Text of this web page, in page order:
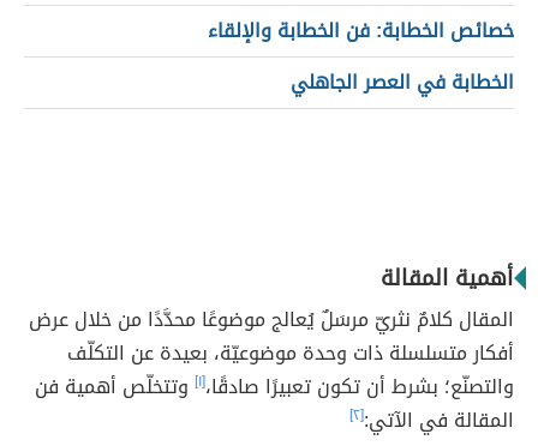
خصائص الخطابة: فن الخطابة والإلقاء
الخطابة في العصر الجاهلي
أهمية المقالة
المقال كلامٌ نثريّ مرسَلٌ يُعالج موضوعًا محدَّدًا من خلال عرض
أفكار متسلسلة ذات وحدة موضوعيّة، بعيدة عن التكلّف
والتصنّع؛ بشرط أن تكون تعبيرًا صادقًا،[١] وتتخلّص أهمية فن
المقالة في الآتي:[٢]